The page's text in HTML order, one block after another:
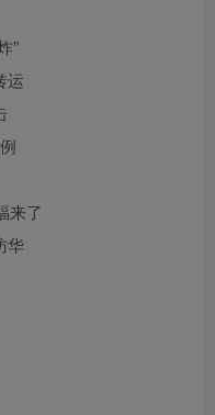
”
运
来了
华